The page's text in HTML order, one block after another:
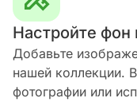
Настройте фон
Добавьте
нашей коллекции.
фотографии или